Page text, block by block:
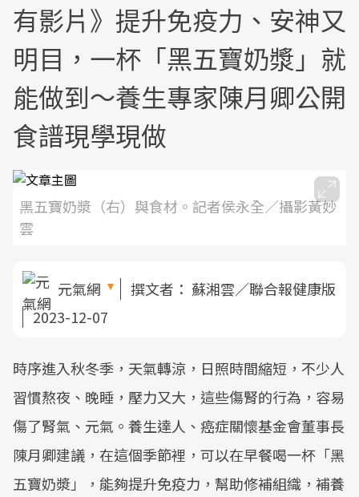
有影片》提升免疫力、安神又
明目，一杯「黑五寶奶漿」就
能做到～養生專家陳月卿公開
食譜現學現做
黑五寶奶漿（右）與食材。記者侯永全／攝影黃妙
雲
元氣網 撰文者： 蘇湘雲／聯合報健康版
2023-12-07
時序進入秋冬季，天氣轉涼，日照時間縮短，不少人
習慣熬夜、晚睡，壓力又大，這些傷腎的行為，容易
傷了腎氣、元氣。養生達人、癌症關懷基金會董事長
陳月卿建議，在這個季節裡，可以在早餐喝一杯「黑
五寶奶漿」，能夠提升免疫力，幫助修補組織，補養